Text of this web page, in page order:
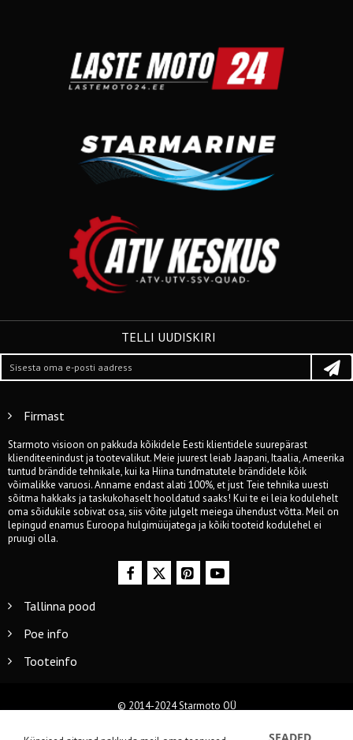
TELLI UUDISKIRI
Firmast
Starmoto visioon on pakkuda kõikidele Eesti klientidele suurepärast
klienditeenindust ja tootevalikut. Meie juurest leiab Jaapani, Itaalia, Ameerika
tuntud brändide tehnikale, kui ka Hiina tundmatutele brändidele kõik
võimalikke varuosi. Anname endast alati 100%, et just Teie tehnika uuesti
sõitma hakkaks ja taskukohaselt hooldatud saaks! Kui te ei leia kodulehelt
oma sõidukile sobivat osa, siis võite julgelt meiega ühendust võtta. Meil on
lepingud enamus Euroopa hulgimüüjatega ja kõiki tooteid kodulehel ei
pruugi olla.
Tallinna pood
Poe info
Tooteinfo
© 2014-2024 Starmoto OÜ